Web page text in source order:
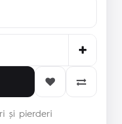
și pierderi